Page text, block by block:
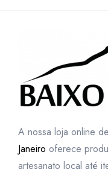
A nossa loja online de
Janeiro oferece
artesanato local até